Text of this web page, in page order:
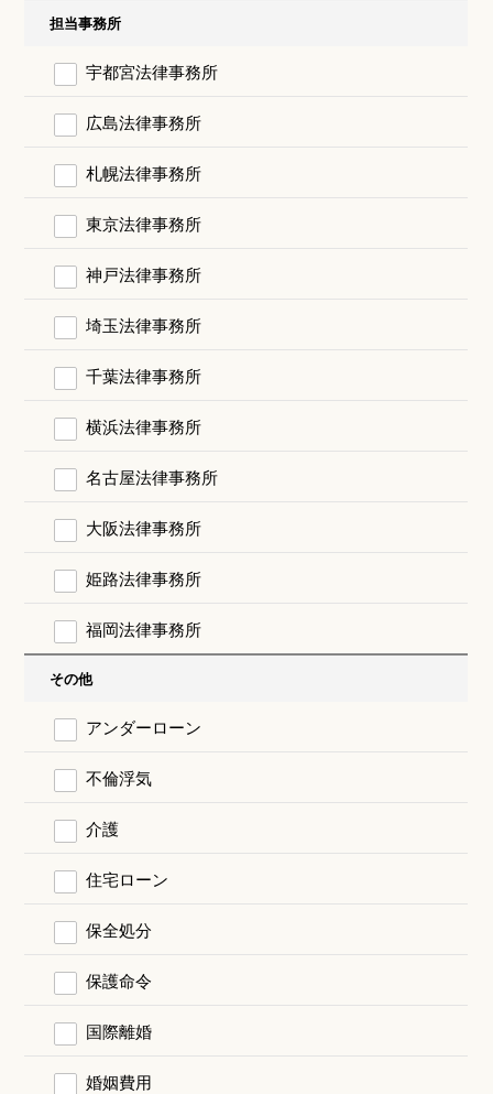
担当事務所
宇都宮法律事務所
広島法律事務所
札幌法律事務所
東京法律事務所
神戸法律事務所
埼玉法律事務所
千葉法律事務所
横浜法律事務所
名古屋法律事務所
大阪法律事務所
姫路法律事務所
福岡法律事務所
その他
アンダーローン
不倫浮気
介護
住宅ローン
保全処分
保護命令
国際離婚
婚姻費用